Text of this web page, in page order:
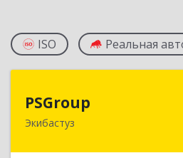
ISO Реальная
PSGroup
ЭкибастузКАЗАХСТАН, 141200,